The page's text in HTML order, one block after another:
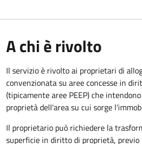
A chi è rivolto
Il servizio è rivolto ai proprietari di
convenzionata su aree concesse in
(tipicamente aree PEEP) che
proprietà dell'area su cui sorge
Il proprietario può richiedere la
superficie in diritto di proprietà, previo